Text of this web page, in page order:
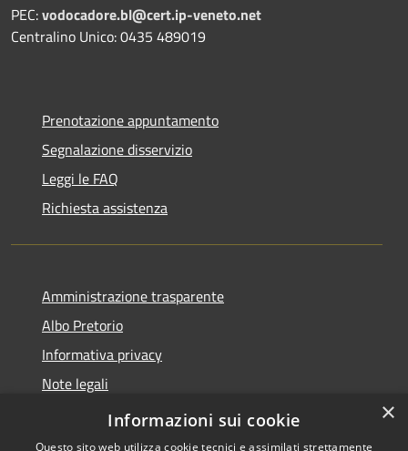
PEC:vodocadore.bl@cert.ip-veneto.net
Centralino Unico: 0435 489019
Prenotazione appuntamento
Segnalazione disservizio
Leggi le FAQ
Richiesta assistenza
Amministrazione trasparente
Albo Pretorio
Informativa privacy
Note legali
Dichiarazione di accessibilità
×
Informazioni sui cookie
Questo sito web utilizza cookie tecnici e assimilati strettamente